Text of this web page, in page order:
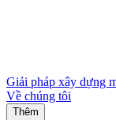
Giải pháp xây dựng
Về chúng tôi
Thêm